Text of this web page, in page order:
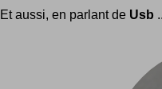
Et aussi, en parlant de Usb